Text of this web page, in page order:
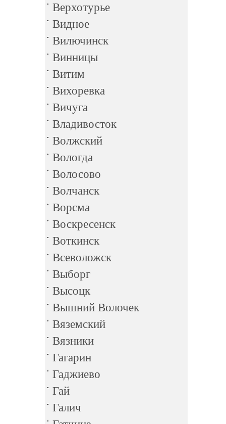
Верхотурье
Видное
Вилючинск
Винницы
Витим
Вихоревка
Вичуга
Владивосток
Волжский
Вологда
Волосово
Волчанск
Ворсма
Воскресенск
Воткинск
Всеволожск
Выборг
Высоцк
Вышний Волочек
Вяземский
Вязники
Гагарин
Гаджиево
Гай
Галич